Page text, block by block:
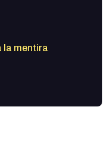
la mentira